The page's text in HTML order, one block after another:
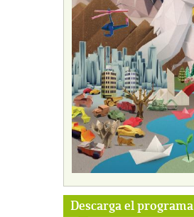
Descarga el programa